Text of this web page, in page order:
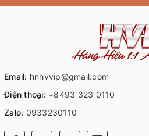
Email: hnhvvip@gmail.com
Điện thoại: +8493 323 0110
Zalo: 0933230110